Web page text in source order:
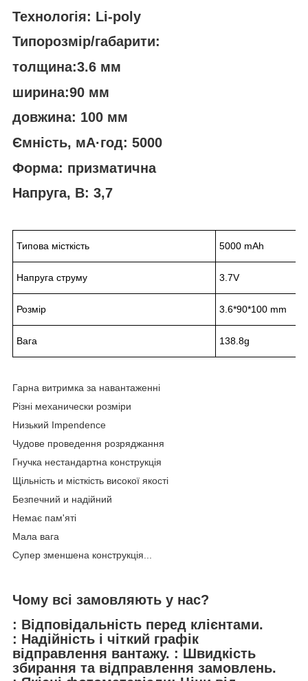
Технологія: Li-poly
Типорозмір/габарити:
толщина:3.6 мм
ширина:90 мм
довжина: 100 мм
Ємність, мА·год: 5000
Форма: призматична
Напруга, В: 3,7
Типова місткість 5000 mAh
Напруга струму 3.7V
Розмір 3.6*90*100 mm
Вага 138.8g
Гарна витримка за навантаженні
Різні механически розміри
Низький Impendence
Чудове проведення розряджання
Гнучка нестандартна конструкція
Щільність и місткість високої якості
Безпечний и надійний
Немає пам'яті
Мала вага
Супер зменшена конструкція...
Чому всі замовляють у нас?
: Відповідальність перед клієнтами.
: Надійність і чіткий графік
відправлення вантажу. : Швидкість
збирання та відправлення замовлень.